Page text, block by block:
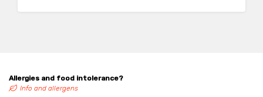
Allergies and food intolerance?
Info and allergens